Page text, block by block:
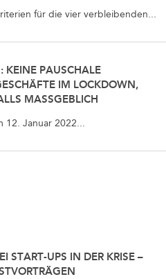
für die vier verbleibenden...
KEINE PAUSCHALE
IM LOCKDOWN,
MASSGEBLICH
12. Januar 2022...
START-UPS IN DER KRISE –